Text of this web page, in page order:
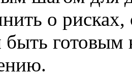
о рисках,
быть